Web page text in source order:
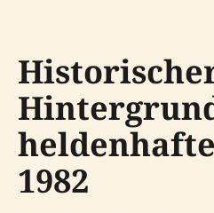
1982